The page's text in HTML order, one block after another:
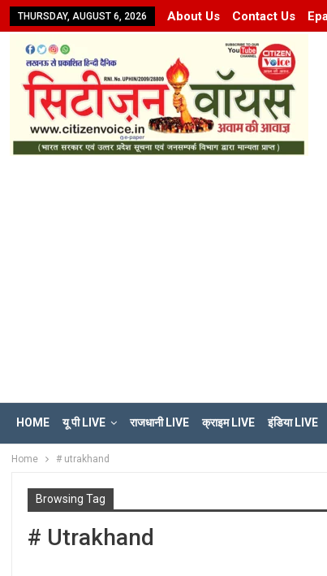
THURSDAY, AUGUST 6, 2026 About Us Contact Us
HOME यू पी LIVE राजधानी LIVE क्राइम LIVE इंडिया LIVE
Home # utrakhand
Browsing Tag
# Utrakhand